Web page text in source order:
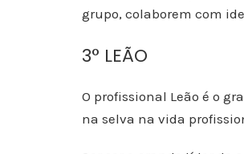
grupo, colaborem com
3° LEÃO
O profissional Leão é o
na selva na vida